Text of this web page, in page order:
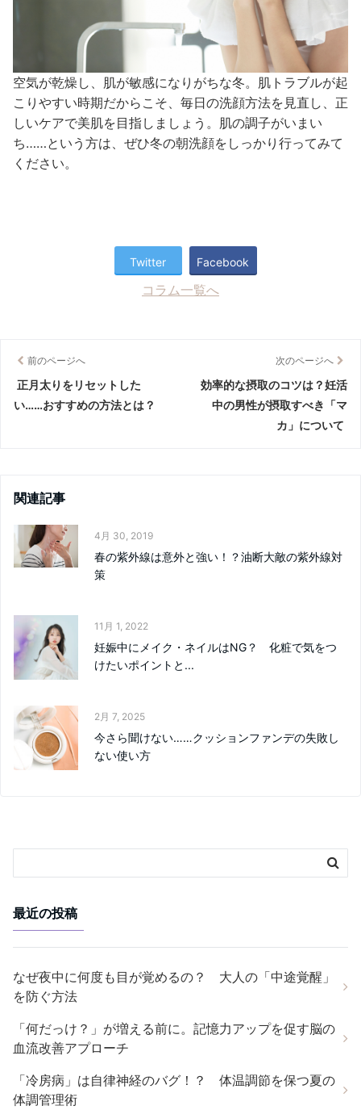
空気が乾燥し、肌が敏感になりがちな冬。肌トラブルが起
こりやすい時期だからこそ、毎日の洗顔方法を見直し、正
しいケアで美肌を目指しましょう。肌の調子がいまい
ち……という方は、ぜひ冬の朝洗顔をしっかり行ってみて
ください。
Twitter Facebook
コラム一覧へ
前のページへ
正月太りをリセットした
い……おすすめの方法とは？
次のページへ
効率的な摂取のコツは？妊活
中の男性が摂取すべき「マ
カ」について
関連記事
4月 30, 2019
春の紫外線は意外と強い！？油断大敵の紫外線対
策
11月 1, 2022
妊娠中にメイク・ネイルはNG？ 化粧で気をつ
けたいポイントと...
2月 7, 2025
今さら聞けない……クッションファンデの失敗し
ない使い方
最近の投稿
なぜ夜中に何度も目が覚めるの？ 大人の「中途覚醒」
を防ぐ方法
「何だっけ？」が増える前に。記憶力アップを促す脳の
血流改善アプローチ
「冷房病」は自律神経のバグ！？ 体温調節を保つ夏の
体調管理術